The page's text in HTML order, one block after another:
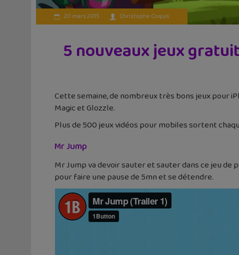
20 mars 2015 Christophe Coquis
5 nouveaux jeux
Cette semaine, de nombreux très bons jeux pour
Magic et Glozzle.
Plus de 500 jeux vidéos pour mobiles sortent
Mr Jump
Mr Jump va devoir sauter et sauter dans ce jeu
pour faire une pause de 5mn et se détendre.